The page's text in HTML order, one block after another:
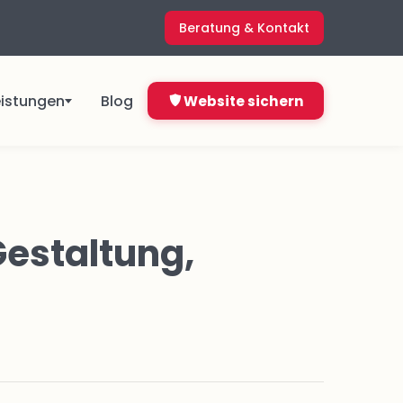
Beratung & Kontakt
Blog
4,99 €
pro Monat
Website sichern